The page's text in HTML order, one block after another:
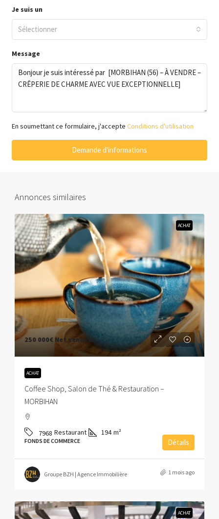
Je suis un
Sélectionner
Message
En soumettant ce formulaire, j'accepte Conditions d'utilisation
Demande d'informations
Annonces similaires
ACHAT
250 000€Net vendeur
ACHAT
Coffee Shop, Salon de Thé & Restauration –
MORBIHAN
7968 Restaurant 194 m²
FONDS DE COMMERCE Détails
Groupe BZH | Agence Immobilière 1 mois ago
ACHAT